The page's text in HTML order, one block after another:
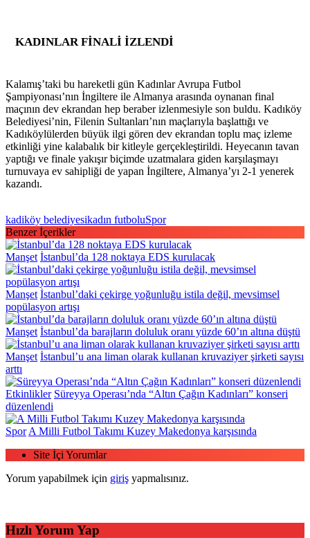
KADINLAR FİNALİ İZLENDİ
Kalamış’taki bu hareketli gün Kadınlar Avrupa Futbol
Şampiyonası’nın İngiltere ile Almanya arasında oynanan final
maçının dev ekrandan hep beraber izlenmesiyle son buldu. Kadıköy
Belediyesi’nin, Filenin Sultanları’nın maçlarıyla başlattığı ve
Kadıköylülerden büyük ilgi gören dev ekrandan toplu maç izleme
etkinliği yine kalabalık bir kitleyle gerçekleştirildi. Heyecanın tavan
yaptığı ve finale yakışır biçimde uzatmalara giden karşılaşmayı
turnuvaya ev sahipliği de yapan İngiltere, Almanya’yı 2-1 yenerek
kazandı.
kadiköy belediyesikadın futboluSpor
Benzer İçerikler
Manşet İstanbul’da 128 noktaya EDS kurulacak
Manşet İstanbul’daki çekirge yoğunluğu istila değil, mevsimsel
popülasyon artışı
Manşet İstanbul’da barajların doluluk oranı yüzde 60’ın altına düştü
Manşet İstanbul’u ana liman olarak kullanan kruvaziyer şirketi sayısı
arttı
Etkinlikler Süreyya Operası’nda “Altın Çağın Kadınları” konseri
düzenlendi
Spor A Milli Futbol Takımı Kuzey Makedonya karşısında
Site İçi Yorumlar
Yorum yapabilmek için giriş yapmalısınız.
Hızlı Yorum Yap